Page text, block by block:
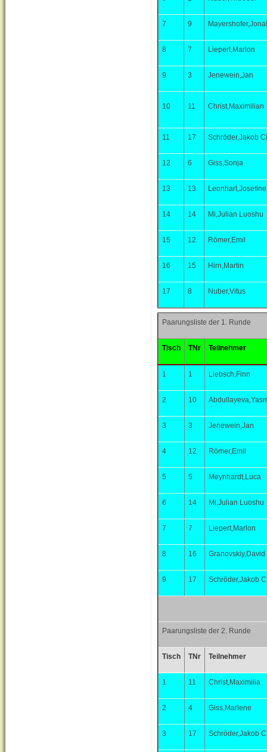
7 9
8 7 Liepert,Marlon
9 3 Jenewein,Jan
10 11 Christ,Maximilian
11 17 Schröder,Jakob
12 6 Giss,Sonja
13 13 Leonhart,Josefine
14 14 Mi,Julian Luoshu
15 12 Römer,Emil
16 15 Hirn,Martin
17 8 Nuber,Vitus
Paarungsliste der 1. Runde
Tisch TNr Teilnehmer
1 1 Liebsch,Finn
2 10
3 3 Jenewein,Jan
4 12 Römer,Emil
5 5 Meynhardt,Luca
6 14 Mi,Julian Luoshu
7 7 Liepert,Marlon
8 16 Granovskiy,David
9 17 Schröder,Jakob C
Paarungsliste der 2. Runde
Tisch TNr Teilnehmer
1 11 Christ,Maximilia
2 4 Giss,Marlene
3 17 Schröder,Jakob C